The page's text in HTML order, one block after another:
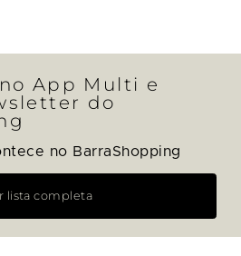
App Multi e
do
no BarraShopping
lista completa